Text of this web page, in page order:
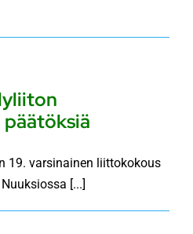
19. varsinainen liittokokous
[...]